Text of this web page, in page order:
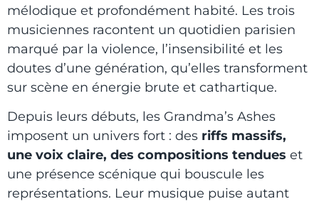
mélodique et profondément habité. Les trois
musiciennes racontent un quotidien parisien
marqué par la violence, l’insensibilité et les
doutes d’une génération, qu’elles transforment
sur scène en énergie brute et cathartique.
Depuis leurs débuts, les Grandma’s Ashes
imposent un univers fort : des riffs massifs,
une voix claire, des compositions tendues et
une présence scénique qui bouscule les
représentations. Leur musique puise autant